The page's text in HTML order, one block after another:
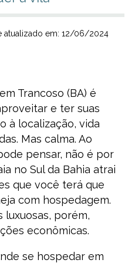
atualizado em: 12/06/2024
Trancoso (BA) é
e ter suas
à localização, vida
Mas calma. Ao
pensar, não é por
no Sul da Bahia atrai
que você terá que
com hospedagem.
luxuosas, porém,
econômicas.
se hospedar em